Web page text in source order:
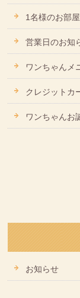
1名様のお部
営業日のお知
ワンちゃんメ
クレジットカ
ワンちゃんお
お知らせ